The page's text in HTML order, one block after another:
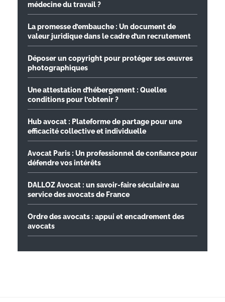
médecine du travail ?
La promesse d’embauche : Un document de
valeur juridique dans le cadre d’un recrutement
Déposer un copyright pour protéger ses œuvres
photographiques
Une attestation d’hébergement : Quelles
conditions pour l’obtenir ?
Hub avocat : Plateforme de partage pour une
efficacité collective et individuelle
Avocat Paris : Un professionnel de confiance pour
défendre vos intérêts
DALLOZ Avocat : un savoir-faire séculaire au
service des avocats de France
Ordre des avocats : appui et encadrement des
avocats